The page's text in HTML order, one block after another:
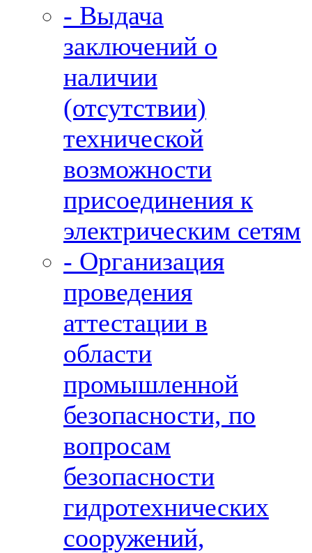
- Выдача
заключений о
наличии
(отсутствии)
технической
возможности
присоединения к
электрическим сетям
- Организация
проведения
аттестации в
области
промышленной
безопасности, по
вопросам
безопасности
гидротехнических
сооружений,